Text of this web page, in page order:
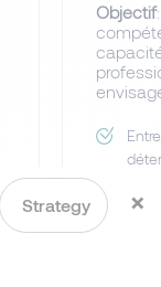
Objectif
Strategy ×